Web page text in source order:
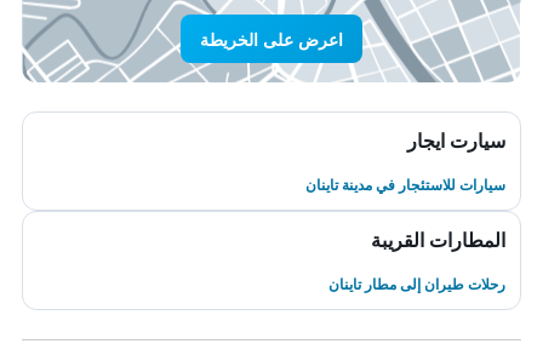
اعرض على الخريطة
سيارت ايجار
سيارات للاستئجار في مدينة تاينان
المطارات القريبة
رحلات طيران إلى مطار تاينان